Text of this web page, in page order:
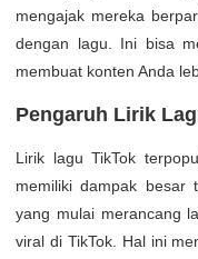
mengajak mereka
dengan lagu. Ini bisa
membuat konten Anda
Pengaruh Lirik
Lirik lagu TikTok
memiliki dampak besar
yang mulai merancang
viral di TikTok. Hal ini